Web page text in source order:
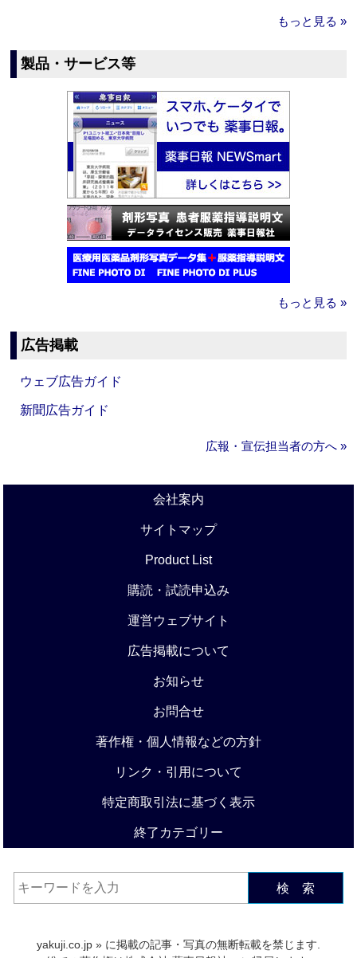
もっと見る »
製品・サービス等
もっと見る »
広告掲載
ウェブ広告ガイド
新聞広告ガイド
広報・宣伝担当者の方へ »
会社案内
サイトマップ
Product List
購読・試読申込み
運営ウェブサイト
広告掲載について
お知らせ
お問合せ
著作権・個人情報などの方針
リンク・引用について
特定商取引法に基づく表示
終了カテゴリー
検 索
yakuji.co.jp » に掲載の記事・写真の無断転載を禁じます.